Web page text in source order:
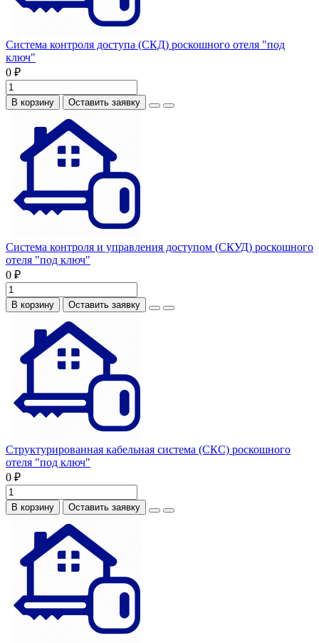
Система контроля доступа (СКД) роскошного отеля "под
ключ"
0 ₽
В корзину Оставить заявку
Система контроля и управления доступом (СКУД) роскошного
отеля "под ключ"
0 ₽
В корзину Оставить заявку
Структурированная кабельная система (СКС) роскошного
отеля "под ключ"
0 ₽
В корзину Оставить заявку